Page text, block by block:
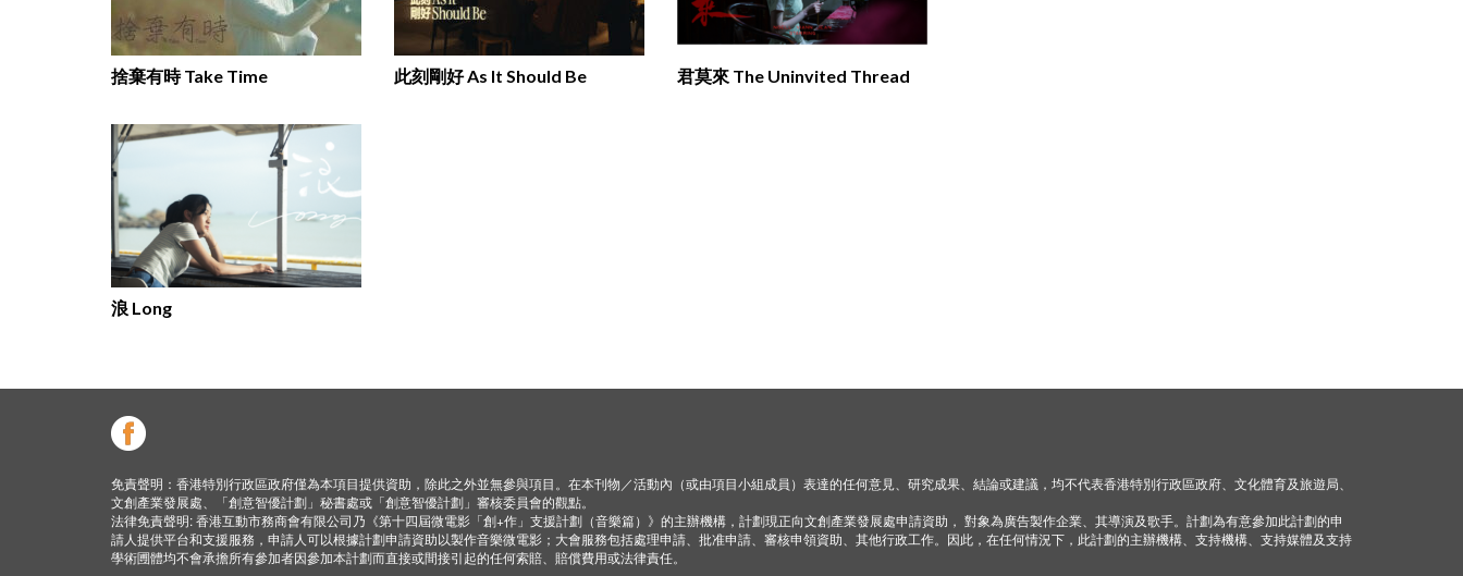
捨棄有時 Take Time 此刻剛好 As It Should Be 君莫來 The Uninvited Thread
浪 Long
免責聲明：香港特別行政區政府僅為本項目提供資助，除此之外並無參與項目。在本刊物／活動內（或由項目小組成員）表達的任何意見、研究成果、結論或建議，均不代表香港特別行政區政府、文化體育及旅遊局、
文創產業發展處、「創意智優計劃」秘書處或「創意智優計劃」審核委員會的觀點。
法律免責聲明: 香港互動市務商會有限公司乃《第十四屆微電影「創+作」支援計劃（音樂篇）》的主辦機構，計劃現正向文創產業發展處申請資助， 對象為廣告製作企業、其導演及歌手。計劃為有意參加此計劃的申
請人提供平台和支援服務，申請人可以根據計劃申請資助以製作音樂微電影；大會服務包括處理申請、批准申請、審核申領資助、其他行政工作。因此，在任何情況下，此計劃的主辦機構、支持機構、支持媒體及支持
學術圑體均不會承擔所有參加者因參加本計劃而直接或間接引起的任何索賠、賠償費用或法律責任。